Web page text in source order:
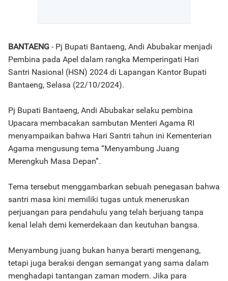
BANTAENG - Pj Bupati Bantaeng, Andi Abubakar menjadi
Pembina pada Apel dalam rangka Memperingati Hari
Santri Nasional (HSN) 2024 di Lapangan Kantor Bupati
Bantaeng, Selasa (22/10/2024).
Pj Bupati Bantaeng, Andi Abubakar selaku pembina
Upacara membacakan sambutan Menteri Agama RI
menyampaikan bahwa Hari Santri tahun ini Kementerian
Agama mengusung tema “Menyambung Juang
Merengkuh Masa Depan”.
Tema tersebut menggambarkan sebuah penegasan bahwa
santri masa kini memiliki tugas untuk meneruskan
perjuangan para pendahulu yang telah berjuang tanpa
kenal lelah demi kemerdekaan dan keutuhan bangsa.
Menyambung juang bukan hanya berarti mengenang,
tetapi juga beraksi dengan semangat yang sama dalam
menghadapi tantangan zaman modern. Jika para